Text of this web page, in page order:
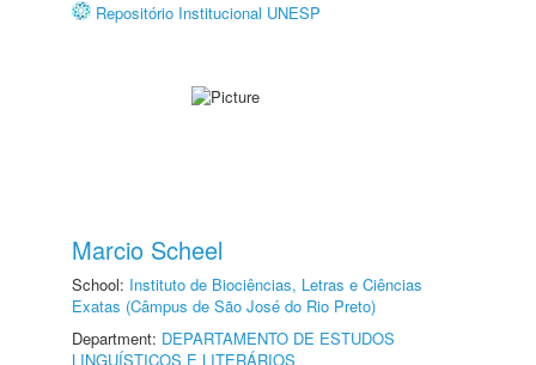
Repositório Institucional UNESP
Marcio Scheel
School: Instituto de Biociências, Letras e Ciências
Exatas (Câmpus de São José do Rio Preto)
Department: DEPARTAMENTO DE ESTUDOS
LINGUÍSTICOS E LITERÁRIOS